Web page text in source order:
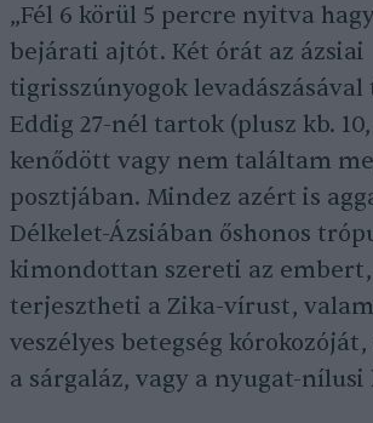
„Fél 6 körül 5 percre nyitva
bejárati ajtót. Két órát az ázsiai
tigrisszúnyogok
Eddig 27-nél tartok (plusz kb.
kenődött vagy nem találtam
posztjában. Mindez azért is
Délkelet-Ázsiában őshonos
kimondottan szereti az embert,
terjesztheti a Zika-vírust,
veszélyes betegség
a sárgaláz, vagy a nyugat-nílusi